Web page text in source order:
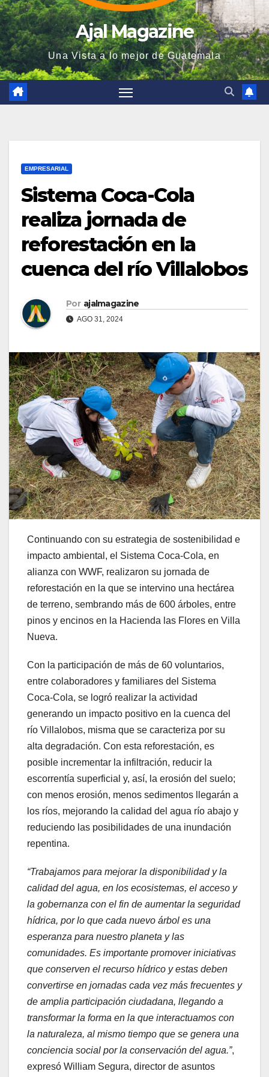
Ajal Magazine
Una Vista a lo mejor de Guatemala
EMPRESARIAL
Sistema Coca-Cola
realiza jornada de
reforestación en la
cuenca del río Villalobos
Por ajalmagazine
AGO 31, 2024
Continuando con su estrategia de sostenibilidad e
impacto ambiental, el Sistema Coca-Cola, en
alianza con WWF, realizaron su jornada de
reforestación en la que se intervino una hectárea
de terreno, sembrando más de 600 árboles, entre
pinos y encinos en la Hacienda las Flores en Villa
Nueva.
Con la participación de más de 60 voluntarios,
entre colaboradores y familiares del Sistema
Coca-Cola, se logró realizar la actividad
generando un impacto positivo en la cuenca del
río Villalobos, misma que se caracteriza por su
alta degradación. Con esta reforestación, es
posible incrementar la infiltración, reducir la
escorrentía superficial y, así, la erosión del suelo;
con menos erosión, menos sedimentos llegarán a
los ríos, mejorando la calidad del agua río abajo y
reduciendo las posibilidades de una inundación
repentina.
“Trabajamos para mejorar la disponibilidad y la
calidad del agua, en los ecosistemas, el acceso y
la gobernanza con el fin de aumentar la seguridad
hídrica, por lo que cada nuevo árbol es una
esperanza para nuestro planeta y las
comunidades. Es importante promover iniciativas
que conserven el recurso hídrico y estas deben
convertirse en jornadas cada vez más frecuentes y
de amplia participación ciudadana, llegando a
transformar la forma en la que interactuamos con
la naturaleza, al mismo tiempo que se genera una
conciencia social por la conservación del agua.”,
expresó William Segura, director de asuntos